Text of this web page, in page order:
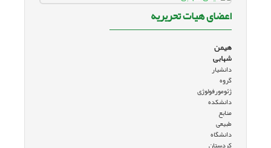
اعضای هیات تحریریه
هیمن
شهابی
دانشیار
گروه
ژئومورفولوژی
دانشکده
منابع
طبیعی
دانشگاه
کردستان